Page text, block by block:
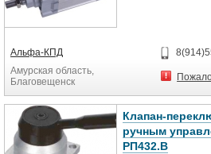
Альфа-КПД
Амурская область,
Благовещенск
Клапан-
ручным
РП432.В